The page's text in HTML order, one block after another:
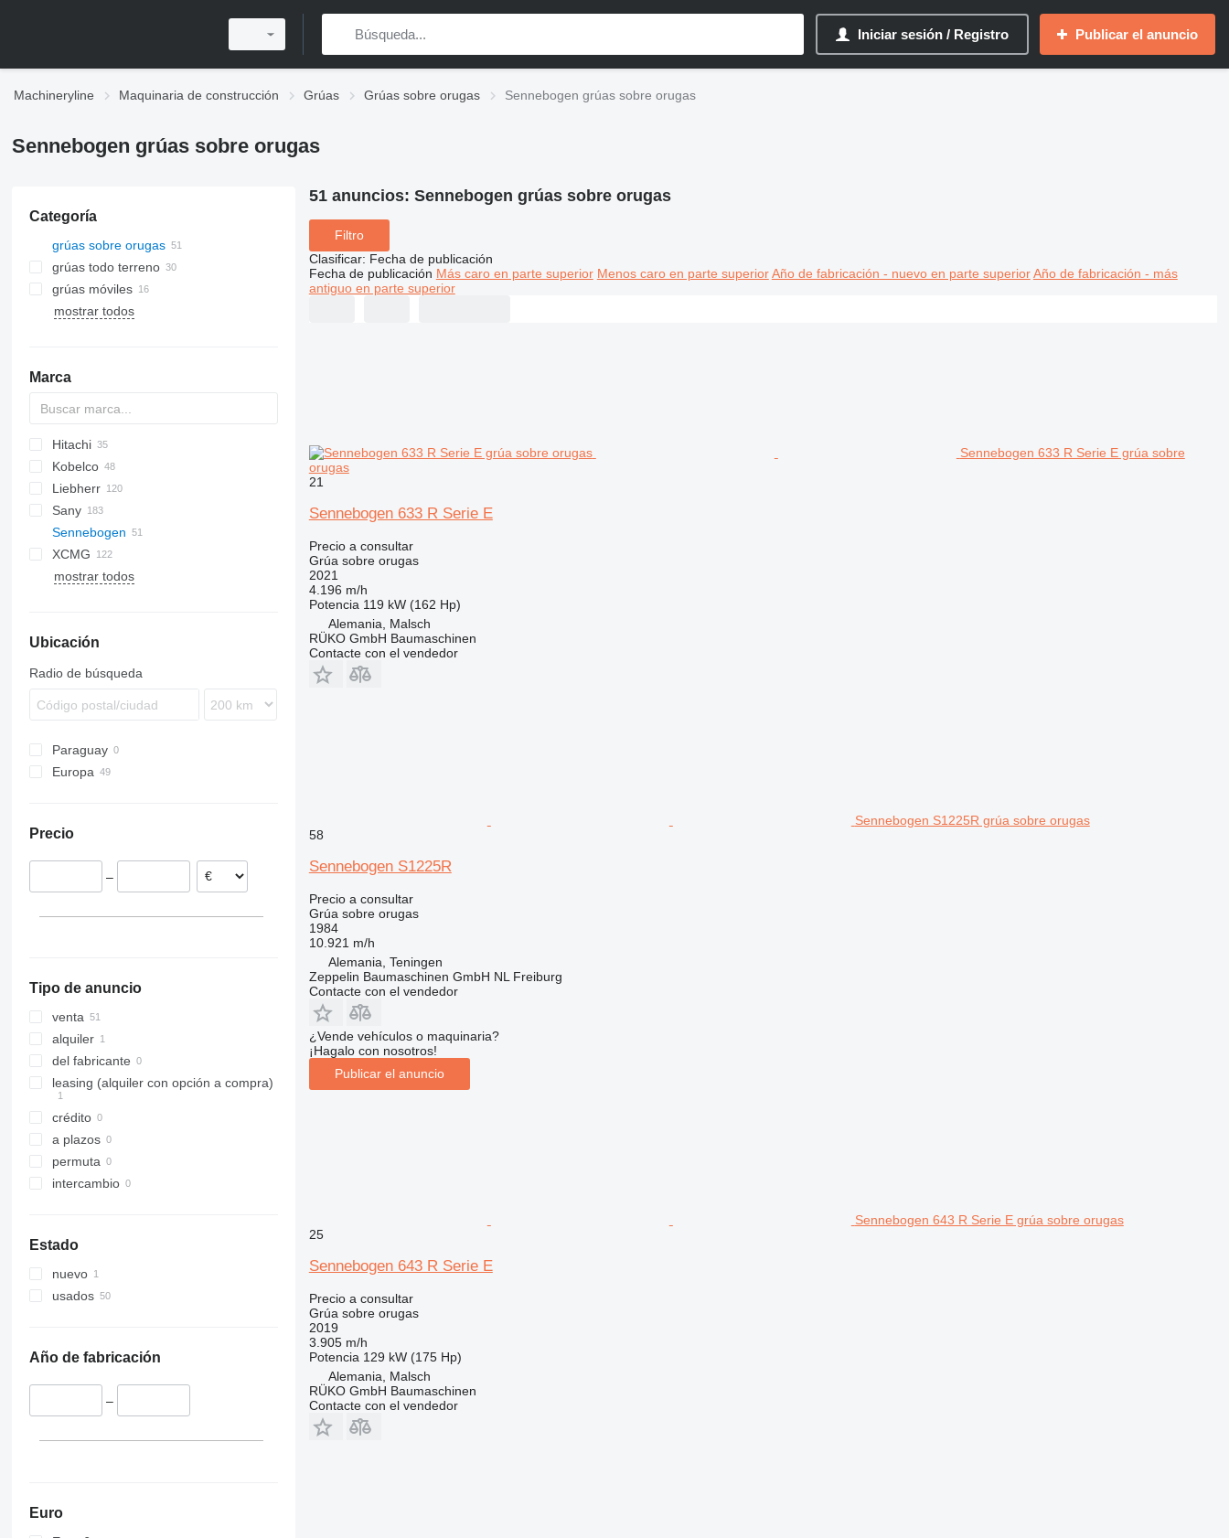
Iniciar sesión / Registro Publicar el anuncio
Machineryline Maquinaria de construcción Grúas Grúas sobre orugas Sennebogen grúas sobre orugas
Sennebogen grúas sobre orugas
Categoría
grúas sobre orugas
grúas todo terreno
grúas móviles
mostrar todos
Marca
5299
BC
MC
307
320
345
RH
CC
QUY
Hitachi
EX
KH
SCX
CCH
DCH
Kobelco
7045
7055
7065
7150
CKE
Liebherr
HS
LG
LR
LTR
LS
25
CC
LC
MC
250
Sany
SCC
STC
Sennebogen
613
640
655
690
2200
5500
6100
S series
S 612
S 1225
LS
SC
TTC
URW
XCMG
QY
QUY
mostrar todos
Ubicación
Radio de búsqueda
Paraguay
Europa
Reino Unido
Francia
Precio
–
Tipo de anuncio
venta
alquiler
del fabricante
leasing (alquiler con opción a compra)
crédito
a plazos
permuta
intercambio
Estado
nuevo
usados
Año de fabricación
–
Euro
51 anuncios: Sennebogen grúas sobre orugas
Filtro
Clasificar: Fecha de publicación
Fecha de publicación Más caro en parte superior Menos caro en parte superior Año de fabricación - nuevo en parte superior Año de fabricación - más
antiguo en parte superior
Sennebogen 633 R Serie E grúa sobre
orugas
21
Sennebogen 633 R Serie E
Precio a consultar
Grúa sobre orugas
2021
4.196 m/h
Potencia 119 kW (162 Hp)
Alemania, Malsch
RÜKO GmbH Baumaschinen
Contacte con el vendedor
Sennebogen S1225R grúa sobre orugas
58
Sennebogen S1225R
Precio a consultar
Grúa sobre orugas
1984
10.921 m/h
Alemania, Teningen
Zeppelin Baumaschinen GmbH NL Freiburg
Contacte con el vendedor
¿Vende vehículos o maquinaria?
¡Hagalo con nosotros!
Publicar el anuncio
Sennebogen 643 R Serie E grúa sobre orugas
25
Sennebogen 643 R Serie E
Precio a consultar
Grúa sobre orugas
2019
3.905 m/h
Potencia 129 kW (175 Hp)
Alemania, Malsch
RÜKO GmbH Baumaschinen
Contacte con el vendedor